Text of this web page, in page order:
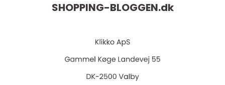
SHOPPING-BLOGGEN.dk